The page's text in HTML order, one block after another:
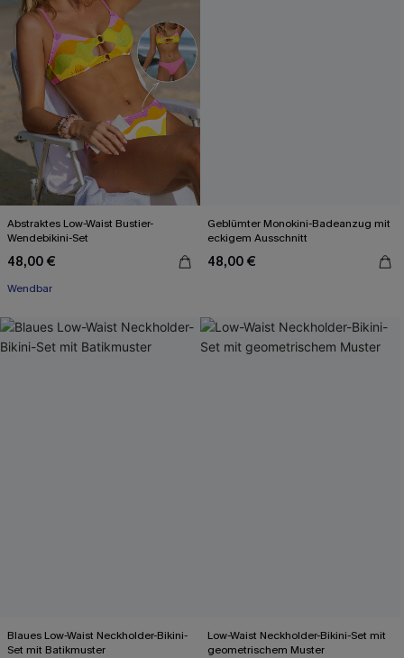
Abstraktes Low-Waist Bustier-
Wendebikini-Set
48,00 €
Wendbar
Geblümter Monokini-Badeanzug mit
eckigem Ausschnitt
48,00 €
Blaues Low-Waist Neckholder-Bikini-
Set mit Batikmuster
Low-Waist Neckholder-Bikini-Set mit
geometrischem Muster